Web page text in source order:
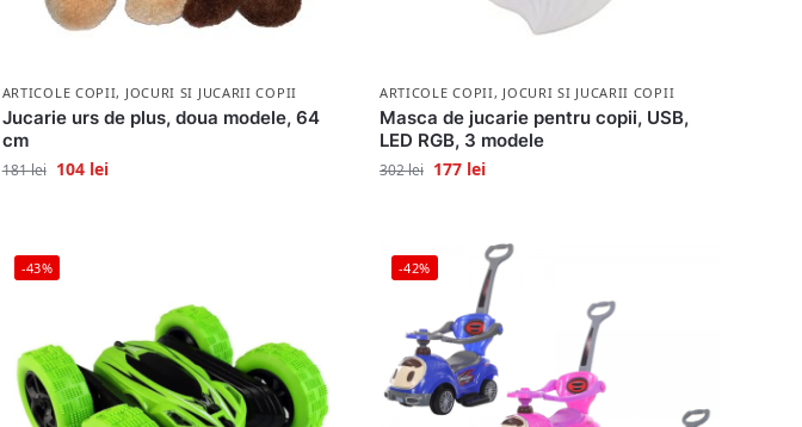
ARTICOLE COPII, JOCURI SI JUCARII COPII
Jucarie urs de plus, doua modele, 64
cm
181lei 104 lei
ARTICOLE COPII, JOCURI SI JUCARII COPII
Masca de jucarie pentru copii, USB,
LED RGB, 3 modele
302lei 177 lei
-43% -42%